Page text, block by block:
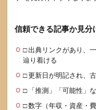
信頼できる記事か見分
□ 出典リンクがあり、
辿り着ける
□ 更新日が明記され、
□ 「推測」「可能性」
□ 数字（年収・資産・